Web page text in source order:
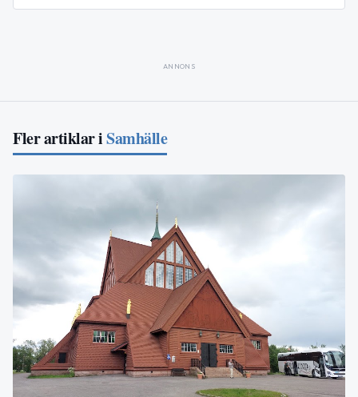
ANNONS
Fler artiklar iSamhälle